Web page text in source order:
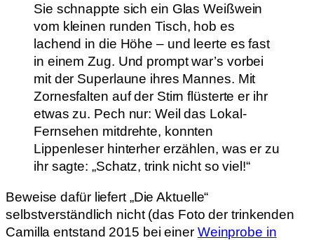
Sie schnappte sich ein Glas Weißwein
vom kleinen runden Tisch, hob es
lachend in die Höhe – und leerte es fast
in einem Zug. Und prompt war’s vorbei
mit der Superlaune ihres Mannes. Mit
Zornesfalten auf der Stirn flüsterte er ihr
etwas zu. Pech nur: Weil das Lokal-
Fernsehen mitdrehte, konnten
Lippenleser hinterher erzählen, was er zu
ihr sagte: „Schatz, trink nicht so viel!“
Beweise dafür liefert „Die Aktuelle“
selbstverständlich nicht (das Foto der trinkenden
Camilla entstand 2015 bei einer Weinprobe in